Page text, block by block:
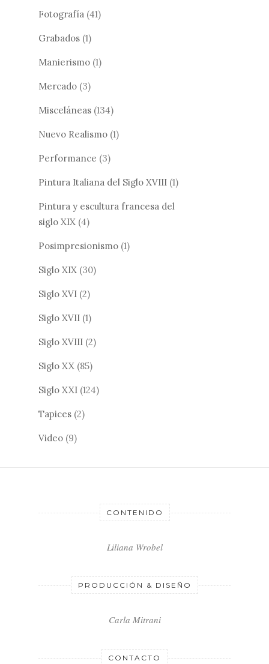
Fotografía (41)
Grabados (1)
Manierismo (1)
Mercado (3)
Misceláneas (134)
Nuevo Realismo (1)
Performance (3)
Pintura Italiana del Siglo XVIII (1)
Pintura y escultura francesa del
siglo XIX (4)
Posimpresionismo (1)
Siglo XIX (30)
Siglo XVI (2)
Siglo XVII (1)
Siglo XVIII (2)
Siglo XX (85)
Siglo XXI (124)
Tapices (2)
Video (9)
CONTENIDO
Liliana Wrobel
PRODUCCIÓN & DISEÑO
Carla Mitrani
CONTACTO